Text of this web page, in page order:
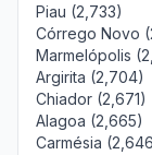
Piau (2,733)
Córrego Novo
Marmelópolis
Argirita (2,704)
Chiador (2,671)
Alagoa (2,665)
Carmésia